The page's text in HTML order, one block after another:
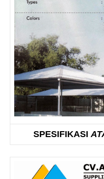
SPESIFIKASI